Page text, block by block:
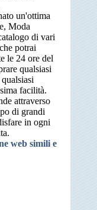
un'ottima
Moda
di vari
potrai
le 24 ore del
qualsiasi
facilità.
attraverso
di grandi
in ogni
web simili e